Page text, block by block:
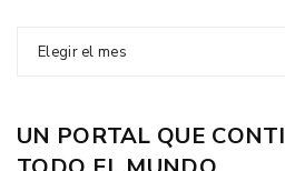
Elegir el mes
UN PORTAL QUE